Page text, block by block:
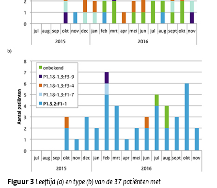
Figuur 3 Leeftijd (a) en type (b) van de 37 patiënten met